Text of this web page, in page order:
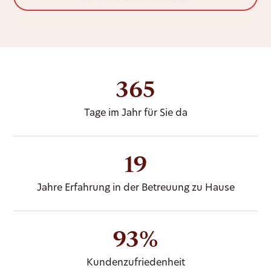
365
Tage im Jahr für Sie da
19
Jahre Erfahrung in der Betreuung zu Hause
93%
Kundenzufriedenheit